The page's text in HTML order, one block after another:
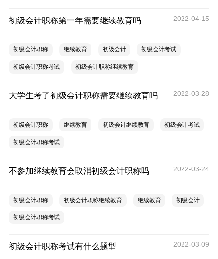
初级会计职称第一年需要继续教育吗 2022-04-15
初级会计职称 继续教育 初级会计 初级会计考试
初级会计职称考试 初级会计职称继续教育
大学生考了初级会计职称需要继续教育吗 2022-03-28
初级会计职称 继续教育 初级会计继续教育 初级会计考试
初级会计职称考试
不参加继续教育会取消初级会计职称吗 2022-03-24
初级会计职称 初级会计职称继续教育 继续教育 初级会计
初级会计职称考试
初级会计职称考试有什么题型 2022-03-09